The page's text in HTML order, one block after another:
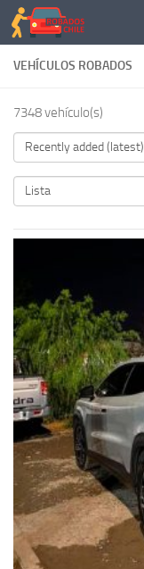
Saltar al contenido
VEHÍCULOS ROBADOS
7348 vehículo(s)